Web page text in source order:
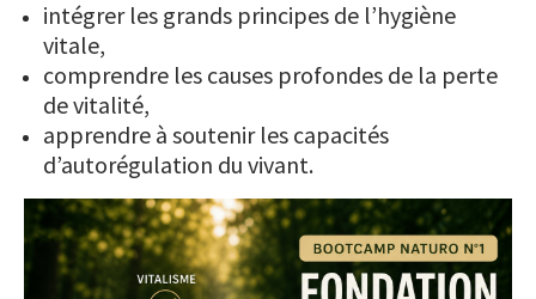
intégrer les grands principes de l’hygiène
vitale,
comprendre les causes profondes de la perte
de vitalité,
apprendre à soutenir les capacités
d’autorégulation du vivant.